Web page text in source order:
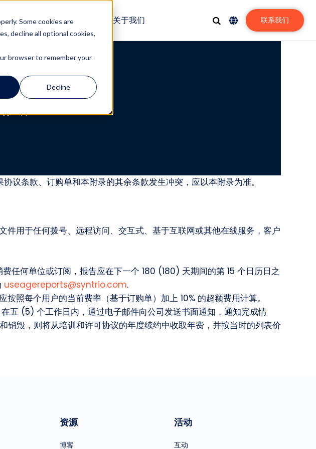
Some cookies are
decline all optional cookies,
browser to remember your
Decline
客户成功 资源 关于我们 联系我们
25日
条款、订购单和本附录的其余条款发生冲突，应以本附录为准。
用于任何拨号、远程访问、交互式、基于互联网或其他在线服务，客户
任何单位或订阅，报告应在下一个 180 (180) 天期间的第 15 个日历日之
useagereports@syntrio.com.
照每个用户的当前费率（基于订购单）加上 10% 的超额费用计算。
五 (5) 个工作日内，通过电子邮件向公司发送书面通知，通知完成情
销毁，则将从培训和许可协议的年度续约中收取年费，并按当时的列表价
资源
博客
活动
互动